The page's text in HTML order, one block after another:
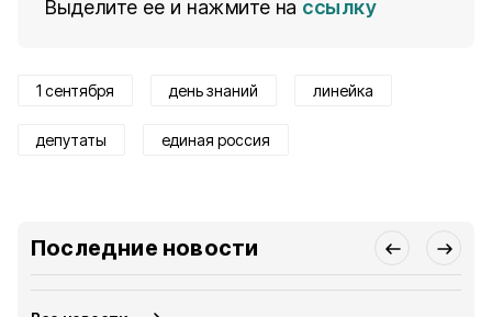
Выделите ее и нажмите на ссылку
1 сентября день знаний линейка
депутаты единая россия
Последние новости